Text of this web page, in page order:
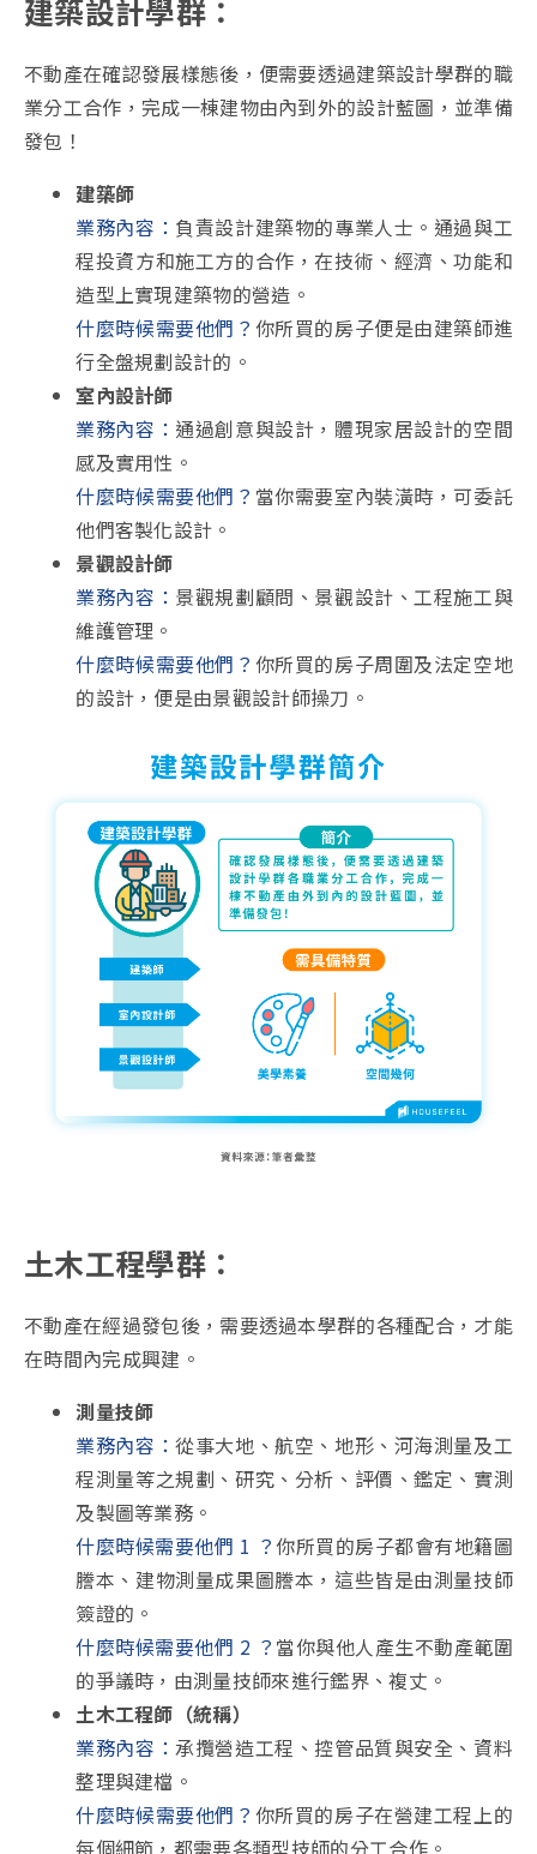
建築設計學群：
不動產在確認發展樣態後，便需要透過建築設計學群的職
業分工合作，完成一棟建物由內到外的設計藍圖，並準備
發包！
建築師
業務內容： 負責設計建築物的專業人士。通過與工
程投資方和施工方的合作，在技術、經濟、功能和
造型上實現建築物的營造。
什麼時候需要他們？ 你所買的房子便是由建築師進
行全盤規劃設計的。
室內設計師
業務內容： 通過創意與設計，體現家居設計的空間
感及實用性。
什麼時候需要他們？ 當你需要室內裝潢時，可委託
他們客製化設計。
景觀設計師
業務內容： 景觀規劃顧問、景觀設計、工程施工與
維護管理。
什麼時候需要他們？ 你所買的房子周圍及法定空地
的設計，便是由景觀設計師操刀。
土木工程學群：
不動產在經過發包後，需要透過本學群的各種配合，才能
在時間內完成興建。
測量技師
業務內容：從事大地、航空、地形、河海測量及工
程測量等之規劃、研究、分析、評價、鑑定、實測
及製圖等業務。
什麼時候需要他們 1 ？你所買的房子都會有地籍圖
謄本、建物測量成果圖謄本，這些皆是由測量技師
簽證的。
什麼時候需要他們 2 ？ 當你與他人產生不動產範圍
的爭議時，由測量技師來進行鑑界、複丈。
土木工程師（統稱）
業務內容：承攬營造工程、控管品質與安全、資料
整理與建檔。
什麼時候需要他們？ 你所買的房子在營建工程上的
每個細節，都需要各類型技師的分工合作。